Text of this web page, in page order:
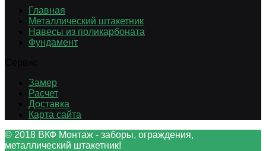
Главная
Металлический штакетник
Навесы из поликарбоната
Фундамент
Замер
Расчет
Доставка
Карта сайта
© 2018 ВКФ Монтаж - заборы, ограждения,
металлический штакетник!